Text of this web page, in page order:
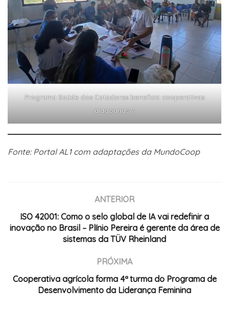
Programa Saúde dos Catadores beneficia cooperativas
alagoanas 7
Fonte: Portal AL1 com adaptações da MundoCoop
ANTERIOR
ISO 42001: Como o selo global de IA vai redefinir a
inovação no Brasil – Plínio Pereira é gerente da área de
sistemas da TÜV Rheinland
PRÓXIMA
Cooperativa agrícola forma 4ª turma do Programa de
Desenvolvimento da Liderança Feminina